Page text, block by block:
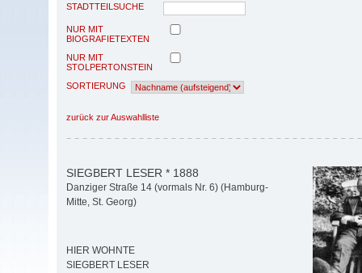
STADTTEILSUCHE
NUR MIT
BIOGRAFIETEXTEN
NUR MIT
STOLPERTONSTEIN
SORTIERUNG
zurück zur Auswahlliste
SIEGBERT LESER * 1888
Danziger Straße 14 (vormals Nr. 6) (Hamburg-
Mitte, St. Georg)
HIER WOHNTE
SIEGBERT LESER